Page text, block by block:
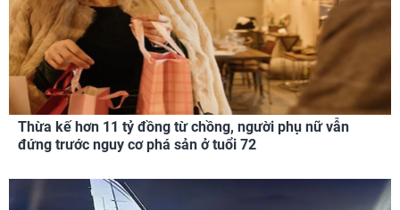
Thừa kế hơn 11 tỷ đồng từ chồng, người phụ nữ vẫn
đứng trước nguy cơ phá sản ở tuổi 72